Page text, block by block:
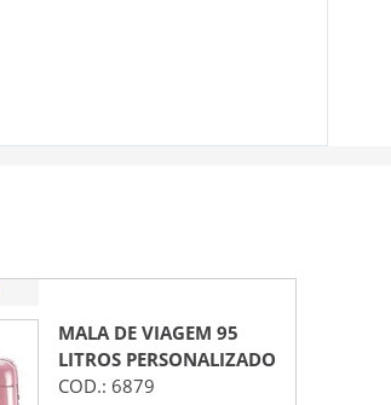
MALA DE VIAGEM 95
LITROS PERSONALIZADO
COD.: 6879